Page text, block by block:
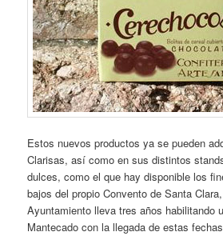
Estos nuevos productos ya se pueden
Clarisas, así como en sus distintos
dulces, como el que hay disponible los
bajos del propio Convento de Santa
Ayuntamiento lleva tres años habilitando
Mantecado con la llegada de estas